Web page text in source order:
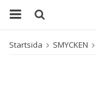
Startsida SMYCKEN